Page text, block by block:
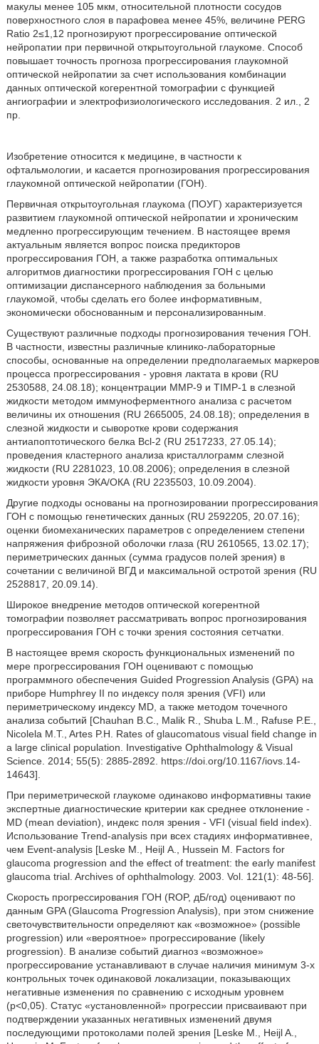
макулы менее 105 мкм, относительной плотности сосудов
поверхностного слоя в парафовеа менее 45%, величине PERG
Ratio 2≤1,12 прогнозируют прогрессирование оптической
нейропатии при первичной открытоугольной глаукоме. Способ
повышает точность прогноза прогрессирования глаукомной
оптической нейропатии за счет использования комбинации
данных оптической когерентной томографии с функцией
ангиографии и электрофизиологического исследования. 2 ил., 2
пр.
Изобретение относится к медицине, в частности к
офтальмологии, и касается прогнозирования прогрессирования
глаукомной оптической нейропатии (ГОН).
Первичная открытоугольная глаукома (ПОУГ) характеризуется
развитием глаукомной оптической нейропатии и хроническим
медленно прогрессирующим течением. В настоящее время
актуальным является вопрос поиска предикторов
прогрессирования ГОН, а также разработка оптимальных
алгоритмов диагностики прогрессирования ГОН с целью
оптимизации диспансерного наблюдения за больными
глаукомой, чтобы сделать его более информативным,
экономически обоснованным и персонализированным.
Существуют различные подходы прогнозирования течения ГОН.
В частности, известны различные клинико-лабораторные
способы, основанные на определении предполагаемых маркеров
процесса прогрессирования - уровня лактата в крови (RU
2530588, 24.08.18); концентрации ММР-9 и TIMP-1 в слезной
жидкости методом иммуноферментного анализа с расчетом
величины их отношения (RU 2665005, 24.08.18); определения в
слезной жидкости и сыворотке крови содержания
антиапоптотического белка Bcl-2 (RU 2517233, 27.05.14);
проведения кластерного анализа кристаллограмм слезной
жидкости (RU 2281023, 10.08.2006); определения в слезной
жидкости уровня ЭКА/ОКА (RU 2235503, 10.09.2004).
Другие подходы основаны на прогнозировании прогрессирования
ГОН с помощью генетических данных (RU 2592205, 20.07.16);
оценки биомеханических параметров с определением степени
напряжения фиброзной оболочки глаза (RU 2610565, 13.02.17);
периметрических данных (сумма градусов полей зрения) в
сочетании с величиной ВГД и максимальной остротой зрения (RU
2528817, 20.09.14).
Широкое внедрение методов оптической когерентной
томографии позволяет рассматривать вопрос прогнозирования
прогрессирования ГОН с точки зрения состояния сетчатки.
В настоящее время скорость функциональных изменений по
мере прогрессирования ГОН оценивают с помощью
программного обеспечения Guided Progression Analysis (GPA) на
приборе Humphrey II по индексу поля зрения (VFI) или
периметрическому индексу MD, а также методом точечного
анализа событий [Chauhan B.C., Malik R., Shuba L.M., Rafuse P.E.,
Nicolela M.T., Artes P.H. Rates of glaucomatous visual field change in
a large clinical population. Investigative Ophthalmology & Visual
Science. 2014; 55(5): 2885-2892. https://doi.org/10.1167/iovs.14-
14643].
При периметрической глаукоме одинаково информативны такие
экспертные диагностические критерии как среднее отклонение -
MD (mean deviation), индекс поля зрения - VFI (visual field index).
Использование Trend-analysis при всех стадиях информативнее,
чем Event-analysis [Leske М., Heijl А., Hussein М. Factors for
glaucoma progression and the effect of treatment: the early manifest
glaucoma trial. Archives of ophthalmology. 2003. Vol. 121(1): 48-56].
Скорость прогрессирования ГОН (ROP, дБ/год) оценивают по
данным GPA (Glaucoma Progression Analysis), при этом снижение
светочувствительности определяют как «возможное» (possible
progression) или «вероятное» прогрессирование (likely
progression). В анализе событий диагноз «возможное»
прогрессирование устанавливают в случае наличия минимум 3-х
контрольных точек одинаковой локализации, показывающих
негативные изменения по сравнению с исходным уровнем
(р<0,05). Статус «установленной» прогрессии присваивают при
подтверждении указанных негативных изменений двумя
последующими протоколами полей зрения [Leske М., Heijl A.,